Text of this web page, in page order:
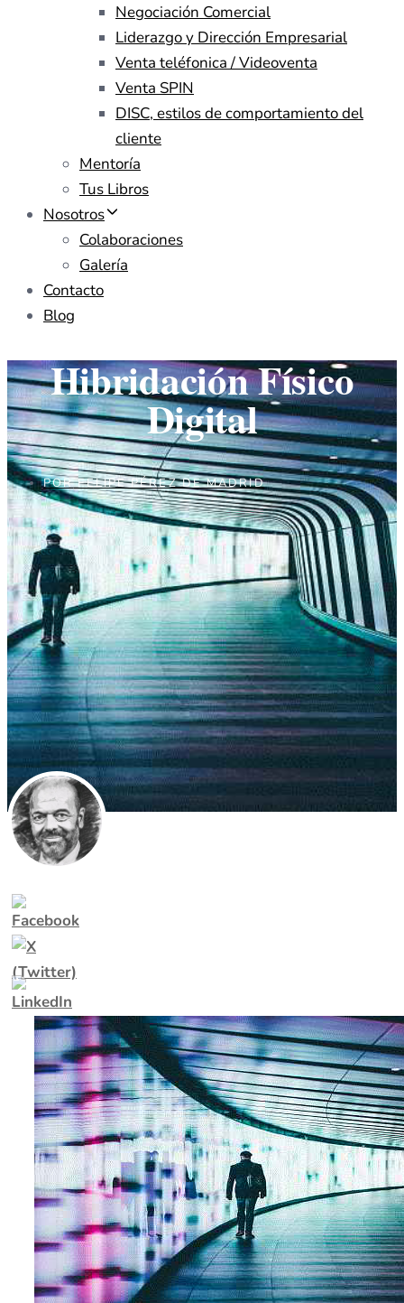
Negociación Comercial
Liderazgo y Dirección Empresarial
Venta teléfonica / Videoventa
Venta SPIN
DISC, estilos de comportamiento del
cliente
Mentoría
Tus Libros
Nosotros
Colaboraciones
Galería
Contacto
Blog
Hibridación Físico
Digital
PORFELIPE PÉREZ DE MADRID